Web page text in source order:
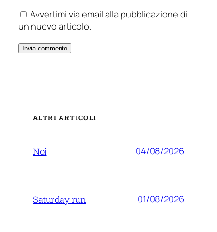
Avvertimi via email alla pubblicazione di
un nuovo articolo.
ALTRI ARTICOLI
Noi 04/08/2026
Saturday run 01/08/2026